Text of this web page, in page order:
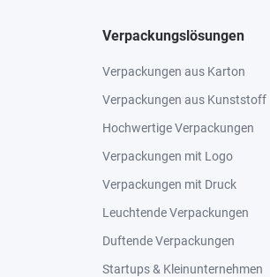
Verpackungslösungen
Verpackungen aus Karton
Verpackungen aus Kunststoff
Hochwertige Verpackungen
Verpackungen mit Logo
Verpackungen mit Druck
Leuchtende Verpackungen
Duftende Verpackungen
Startups & Kleinunternehmen